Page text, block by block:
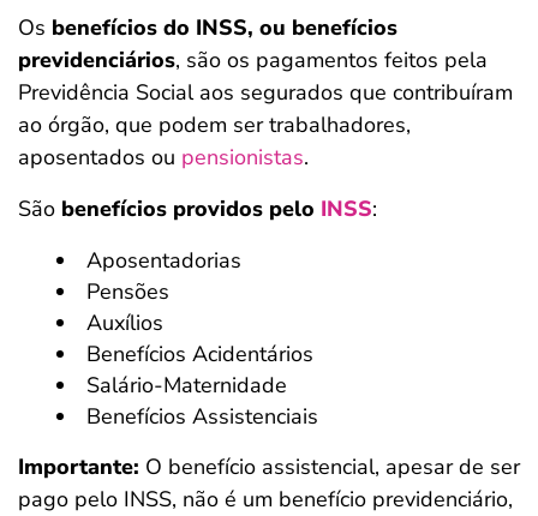
Os benefícios do INSS, ou benefícios
previdenciários, são os pagamentos feitos pela
Previdência Social aos segurados que contribuíram
ao órgão, que podem ser trabalhadores,
aposentados ou pensionistas.
São benefícios providos pelo INSS:
Aposentadorias
Pensões
Auxílios
Benefícios Acidentários
Salário-Maternidade
Benefícios Assistenciais
Importante: O benefício assistencial, apesar de ser
pago pelo INSS, não é um benefício previdenciário,